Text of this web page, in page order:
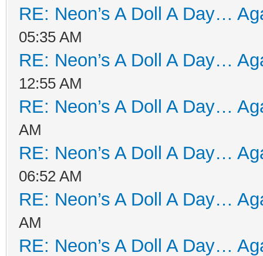
RE: Neon’s A Doll A Day…
05:35 AM
RE: Neon’s A Doll A Day…
12:55 AM
RE: Neon’s A Doll A Day…
AM
RE: Neon’s A Doll A Day…
06:52 AM
RE: Neon’s A Doll A Day…
AM
RE: Neon’s A Doll A Day…